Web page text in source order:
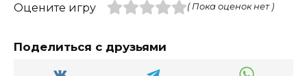
Оцените игру ( Пока оценок нет )
Поделиться с друзьями